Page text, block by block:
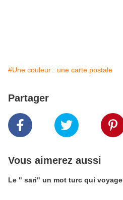
#Une couleur : une carte postale
Partager
Vous aimerez aussi
Le " sari" un mot turc qui voyage